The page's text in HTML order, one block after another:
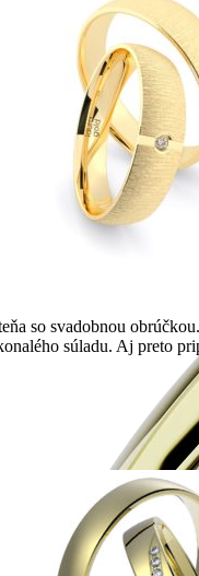
so svadobnou
súladu. Aj preto